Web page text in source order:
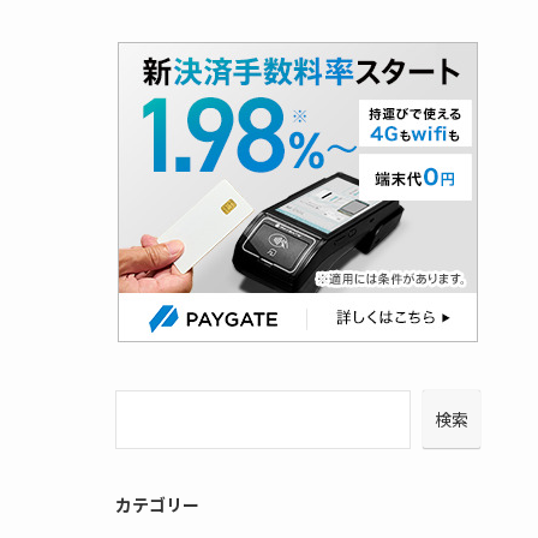
検索
カテゴリー